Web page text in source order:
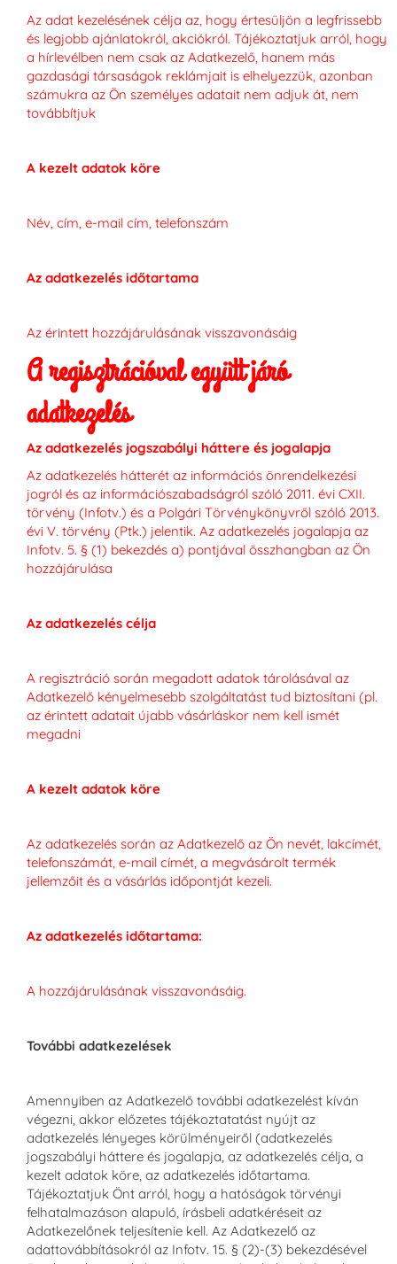
Az adat kezelésének célja az, hogy értesüljön a legfrissebb
és legjobb ajánlatokról, akciókról. Tájékoztatjuk arról, hogy
a hírlevélben nem csak az Adatkezelő, hanem más
gazdasági társaságok reklámjait is elhelyezzük, azonban
számukra az Ön személyes adatait nem adjuk át, nem
továbbítjuk
A kezelt adatok köre
Név, cím, e-mail cím, telefonszám
Az adatkezelés időtartama
Az érintett hozzájárulásának visszavonásáig
A regisztrációval együtt járó
adatkezelés
Az adatkezelés jogszabályi háttere és jogalapja
Az adatkezelés hátterét az információs önrendelkezési
jogról és az információszabadságról szóló 2011. évi CXII.
törvény (Infotv.) és a Polgári Törvénykönyvről szóló 2013.
évi V. törvény (Ptk.) jelentik. Az adatkezelés jogalapja az
Infotv. 5. § (1) bekezdés a) pontjával összhangban az Ön
hozzájárulása
Az adatkezelés célja
A regisztráció során megadott adatok tárolásával az
Adatkezelő kényelmesebb szolgáltatást tud biztosítani (pl.
az érintett adatait újabb vásárláskor nem kell ismét
megadni
A kezelt adatok köre
Az adatkezelés során az Adatkezelő az Ön nevét, lakcímét,
telefonszámát, e-mail címét, a megvásárolt termék
jellemzőit és a vásárlás időpontját kezeli.
Az adatkezelés időtartama:
A hozzájárulásának visszavonásáig.
További adatkezelések
Amennyiben az Adatkezelő további adatkezelést kíván
végezni, akkor előzetes tájékoztatatást nyújt az
adatkezelés lényeges körülményeiről (adatkezelés
jogszabályi háttere és jogalapja, az adatkezelés célja, a
kezelt adatok köre, az adatkezelés időtartama.
Tájékoztatjuk Önt arról, hogy a hatóságok törvényi
felhatalmazáson alapuló, írásbeli adatkéréseit az
Adatkezelőnek teljesítenie kell. Az Adatkezelő az
adattovábbításokról az Infotv. 15. § (2)-(3) bekezdésével